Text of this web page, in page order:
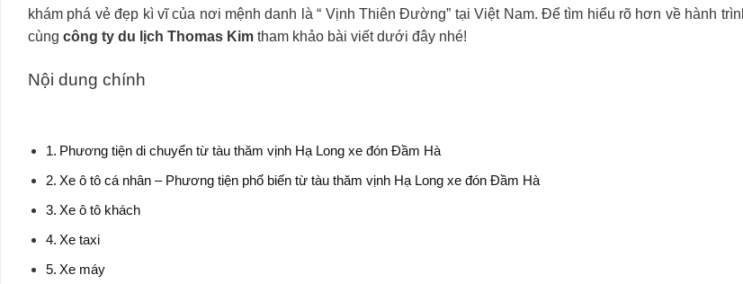
khám phá vẻ đẹp kì vĩ của nơi mệnh danh là “ Vịnh Thiên Đường” tại Việt Nam. Để tìm hiểu rõ hơn về hành
cùng công ty du lịch Thomas Kim tham khảo bài viết dưới đây nhé!
Nội dung chính
Phương tiện di chuyển từ tàu thăm vịnh Hạ Long xe đón Đầm Hà
Xe ô tô cá nhân – Phương tiện phổ biến từ tàu thăm vịnh Hạ Long xe đón Đầm Hà
Xe ô tô khách
Xe taxi
Xe máy